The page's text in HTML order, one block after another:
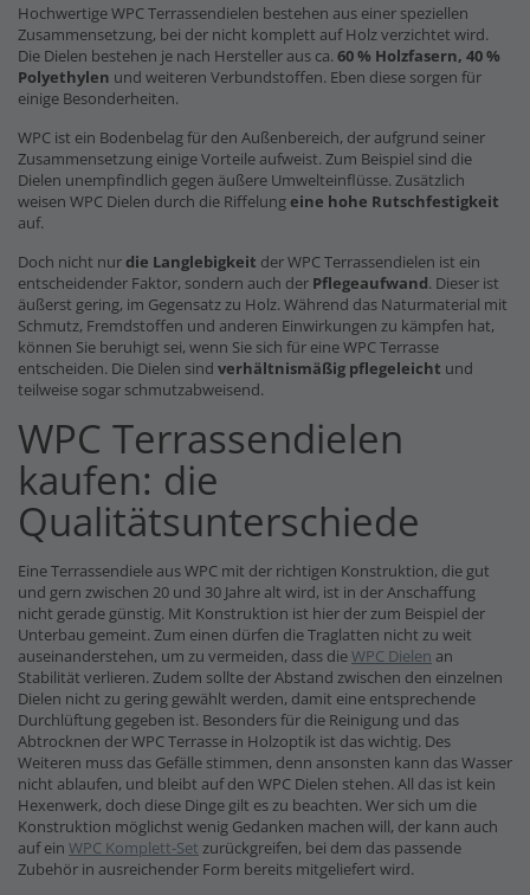
Hochwertige WPC Terrassendielen bestehen aus einer speziellen
Zusammensetzung, bei der nicht komplett auf Holz verzichtet wird.
Die Dielen bestehen je nach Hersteller aus ca. 60 % Holzfasern, 40 %
Polyethylen und weiteren Verbundstoffen. Eben diese sorgen für
einige Besonderheiten.
WPC ist ein Bodenbelag für den Außenbereich, der aufgrund seiner
Zusammensetzung einige Vorteile aufweist. Zum Beispiel sind die
Dielen unempfindlich gegen äußere Umwelteinflüsse. Zusätzlich
weisen WPC Dielen durch die Riffelungeine hohe Rutschfestigkeit
auf.
Doch nicht nurdie Langlebigkeit der WPC Terrassendielen ist ein
entscheidender Faktor, sondern auch der Pflegeaufwand. Dieser ist
äußerst gering, im Gegensatz zu Holz. Während das Naturmaterial mit
Schmutz, Fremdstoffen und anderen Einwirkungen zu kämpfen hat,
können Sie beruhigt sei, wenn Sie sich für eine WPC Terrasse
entscheiden. Die Dielen sind verhältnismäßig pflegeleicht und
teilweise sogar schmutzabweisend.
WPC Terrassendielen
kaufen: die
Qualitätsunterschiede
Eine Terrassendiele aus WPC mit der richtigen Konstruktion, die gut
und gern zwischen 20 und 30 Jahre alt wird, ist in der Anschaffung
nicht gerade günstig. Mit Konstruktion ist hier der zum Beispiel der
Unterbau gemeint. Zum einen dürfen die Traglatten nicht zu weit
auseinanderstehen, um zu vermeiden, dass dieWPC Dielen an
Stabilität verlieren. Zudem sollte der Abstand zwischen den einzelnen
Dielen nicht zu gering gewählt werden, damit eine entsprechende
Durchlüftung gegeben ist. Besonders für die Reinigung und das
Abtrocknen der WPC Terrasse in Holzoptik ist das wichtig. Des
Weiteren muss das Gefälle stimmen, denn ansonsten kann das Wasser
nicht ablaufen, und bleibt auf den WPC Dielen stehen. All das ist kein
Hexenwerk, doch diese Dinge gilt es zu beachten. Wer sich um die
Konstruktion möglichst wenig Gedanken machen will, der kann auch
auf ein WPC Komplett-Set zurückgreifen, bei dem das passende
Zubehör in ausreichender Form bereits mitgeliefert wird.